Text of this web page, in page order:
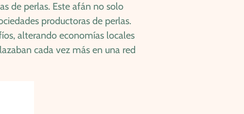
de perlas. Este afán no solo
productoras de perlas.
alterando economías locales
cada vez más en una red